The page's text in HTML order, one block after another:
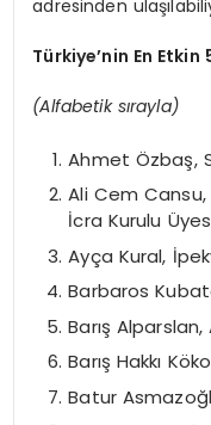
adresinden
Türkiye’nin En Etkin
(Alfabetik sırayla)
Ahmet Özbaş,
Ali Cem Cansu,
İcra Kurulu
Ayça Kural,
Barbaros
Barış Alparslan,
Barış Hakkı
Batur